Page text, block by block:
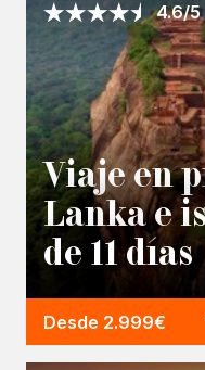
4.6/5
Viaje en
Lanka e
de 11 días
Desde 2.999€